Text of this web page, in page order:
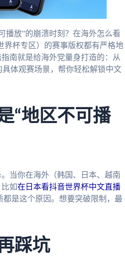
播放”的崩溃时刻？在海外怎么看
杯专区）的赛事版权都有严格地
南就是给海外党量身打造的：从
体观赛场景，帮你轻松解锁中文
“地区不可播
当你在海外（韩国、日本、越南
如在日本看抖音世界杯中文直播
都是这个原因。想要突破限制，最
踩坑